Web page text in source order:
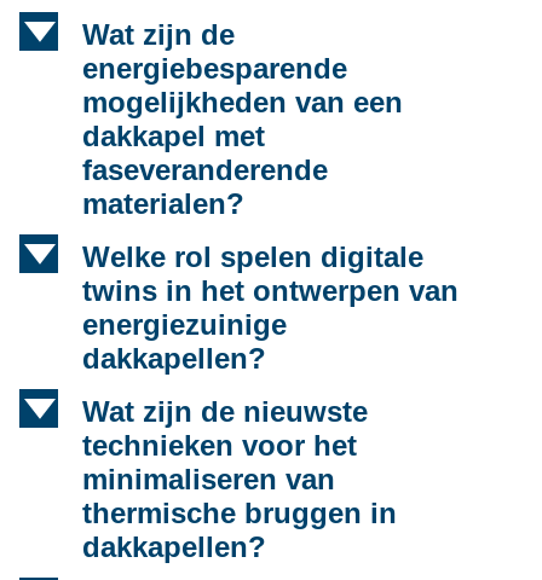
d
Wat zijn de
energiebesparende
mogelijkheden van een
dakkapel met
faseveranderende
materialen?
d
Welke rol spelen digitale
twins in het ontwerpen van
energiezuinige
dakkapellen?
d
Wat zijn de nieuwste
technieken voor het
minimaliseren van
thermische bruggen in
dakkapellen?